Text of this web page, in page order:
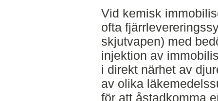
Vid kemisk
ofta
skjutvapen) med
injektion av
i direkt närhet av
av olika
för att åstadkomma